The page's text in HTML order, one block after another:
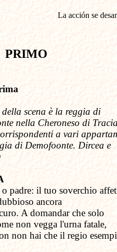
La acción se
PRIMO
scena è la reggia di
nella Cheroneso di
a vari
di Demofoonte. Dircea e
padre: il tuo soverchio
ancora
A domandar che solo
non vegga l'urna fatale,
non hai che il regio